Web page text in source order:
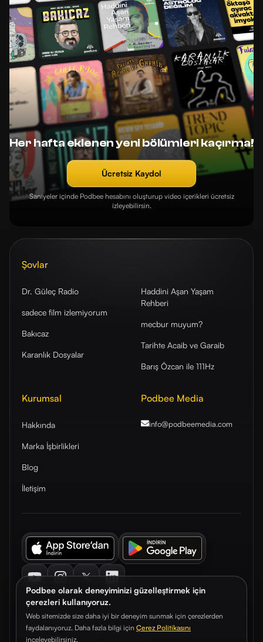
Podbee olarak deneyiminizi güzelleştirmek için
çerezleri kullanıyoruz.
Web sitemizde size daha iyi bir deneyim sunmak için çerezlerden
faydalanıyoruz. Daha fazla bilgi için Çerez Politikasını
inceleyebilirsiniz.
Her hafta eklenen yeni bölümleri kaçırma!
Ücretsiz Kaydol
Saniyeler içinde Podbee hesabını oluşturup video içerikleri ücretsiz
izleyebilirsin.
Şovlar
Dr. Güleç Radio
sadece film izlemiyorum
Bakıcaz
Karanlık Dosyalar
Haddini Aşan Yaşam
Rehberi
mecbur muyum?
Tarihte Acaib ve Garaib
Barış Özcan ile 111Hz
Kurumsal
Hakkında
Marka İşbirlikleri
Blog
İletişim
Podbee Media
info@podbeemedia.com
© 2026. Podbee Media. Tüm hakları saklıdır.